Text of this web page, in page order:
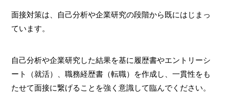
面接対策は、自己分析や企業研究の段階から既にはじまっ
ています。
自己分析や企業研究した結果を基に履歴書やエントリーシ
ート（就活）、職務経歴書（転職）を作成し、一貫性をも
たせて面接に繋げることを強く意識して臨んでください。